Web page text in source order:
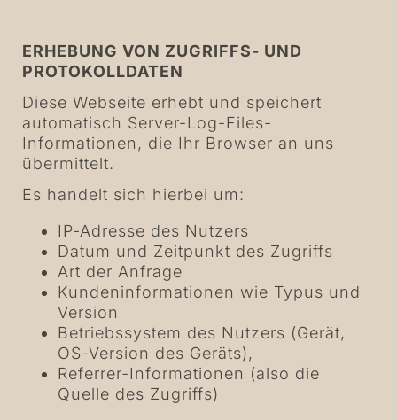
ERHEBUNG VON ZUGRIFFS- UND
PROTOKOLLDATEN
Diese Webseite erhebt und speichert
automatisch Server-Log-Files-
Informationen, die Ihr Browser an uns
übermittelt.
Es handelt sich hierbei um:
IP-Adresse des Nutzers
Datum und Zeitpunkt des Zugriffs
Art der Anfrage
Kundeninformationen wie Typus und
Version
Betriebssystem des Nutzers (Gerät,
OS-Version des Geräts),
Referrer-Informationen (also die
Quelle des Zugriffs)